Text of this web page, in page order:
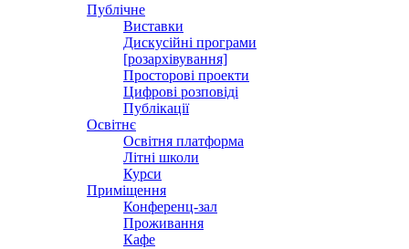
Публічне
Виставки
Дискусійні програми
[розархівування]
Просторові проекти
Цифрові розповіді
Публікації
Освітнє
Освітня платформа
Літні школи
Курси
Приміщення
Конференц-зал
Проживання
Кафе